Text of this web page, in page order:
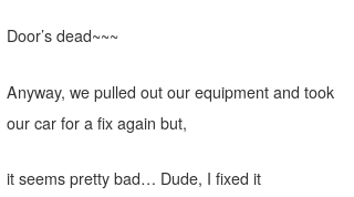
Door’s dead~~~
Anyway, we pulled out our equipment and took
our car for a fix again but,
it seems pretty bad… Dude, I fixed it
ゴン
米山予報士
wanda
予報士 hiro.